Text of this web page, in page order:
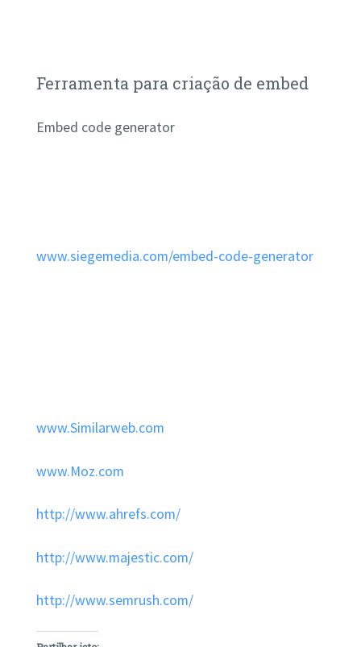
Ferramenta para criação de embed
Embed code generator
www.siegemedia.com/embed-code-generator
www.Similarweb.com
www.Moz.com
http://www.ahrefs.com/
http://www.majestic.com/
http://www.semrush.com/